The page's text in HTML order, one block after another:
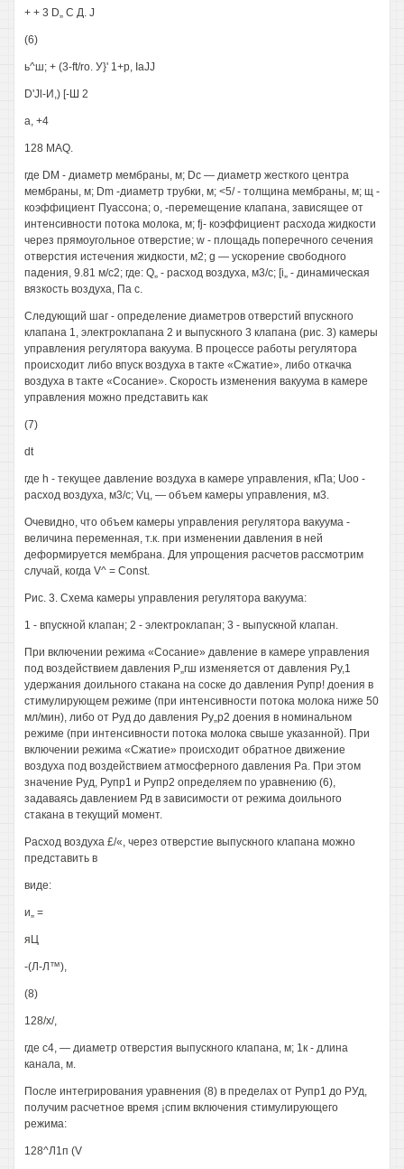
+ + 3 D„ С Д. J
(6)
ь^ш; + (3-ft/ro. У}' 1+р, IaJJ
D'Jl-И,) [-Ш 2
а, +4
128 MAQ.
где DM - диаметр мембраны, м; Dc — диаметр жесткого центра
мембраны, м; Dm -диаметр трубки, м; <5/ - толщина мембраны, м; щ -
коэффициент Пуассона; о, -перемещение клапана, зависящее от
интенсивности потока молока, м; fj- коэффициент расхода жидкости
через прямоугольное отверстие; w - площадь поперечного сечения
отверстия истечения жидкости, м2; g — ускорение свободного
падения, 9.81 м/с2; где: Q„ - расход воздуха, м3/с; [i„ - динамическая
вязкость воздуха, Па с.
Следующий шаг - определение диаметров отверстий впускного
клапана 1, электроклапана 2 и выпускного 3 клапана (рис. 3) камеры
управления регулятора вакуума. В процессе работы регулятора
происходит либо впуск воздуха в такте «Сжатие», либо откачка
воздуха в такте «Сосание». Скорость изменения вакуума в камере
управления можно представить как
(7)
dt
где h - текущее давление воздуха в камере управления, кПа; Uoo -
расход воздуха, м3/с; Vц, — объем камеры управления, м3.
Очевидно, что объем камеры управления регулятора вакуума -
величина переменная, т.к. при изменении давления в ней
деформируется мембрана. Для упрощения расчетов рассмотрим
случай, когда V^ = Const.
Рис. 3. Схема камеры управления регулятора вакуума:
1 - впускной клапан; 2 - электроклапан; 3 - выпускной клапан.
При включении режима «Сосание» давление в камере управления
под воздействием давления Р„гш изменяется от давления Ру,1
удержания доильного стакана на соске до давления Рупр! доения в
стимулирующем режиме (при интенсивности потока молока ниже 50
мл/мин), либо от Руд до давления Ру„р2 доения в номинальном
режиме (при интенсивности потока молока свыше указанной). При
включении режима «Сжатие» происходит обратное движение
воздуха под воздействием атмосферного давления Ра. При этом
значение Руд, Рупр1 и Рупр2 определяем по уравнению (6),
задаваясь давлением Рд в зависимости от режима доильного
стакана в текущий момент.
Расход воздуха £/«, через отверстие выпускного клапана можно
представить в
виде:
и„ =
яЦ
-(Л-Л™),
(8)
128/х/,
где с4, — диаметр отверстия выпускного клапана, м; 1к - длина
канала, м.
После интегрирования уравнения (8) в пределах от Рупр1 до РУд,
получим расчетное время ¡спим включения стимулирующего
режима:
128^Л1п (V